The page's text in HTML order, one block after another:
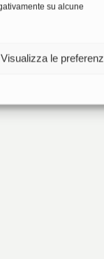
su alcune
Visualizza le